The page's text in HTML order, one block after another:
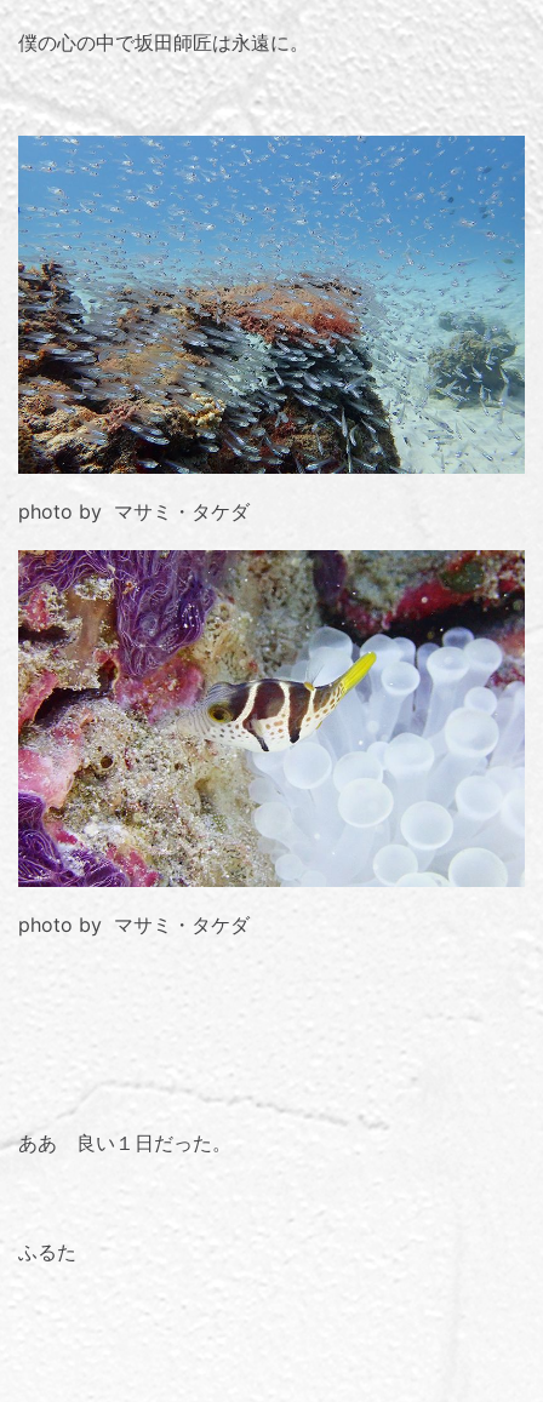
僕の心の中で坂田師匠は永遠に。
photo by マサミ・タケダ
photo by マサミ・タケダ
ああ 良い１日だった。
ふるた